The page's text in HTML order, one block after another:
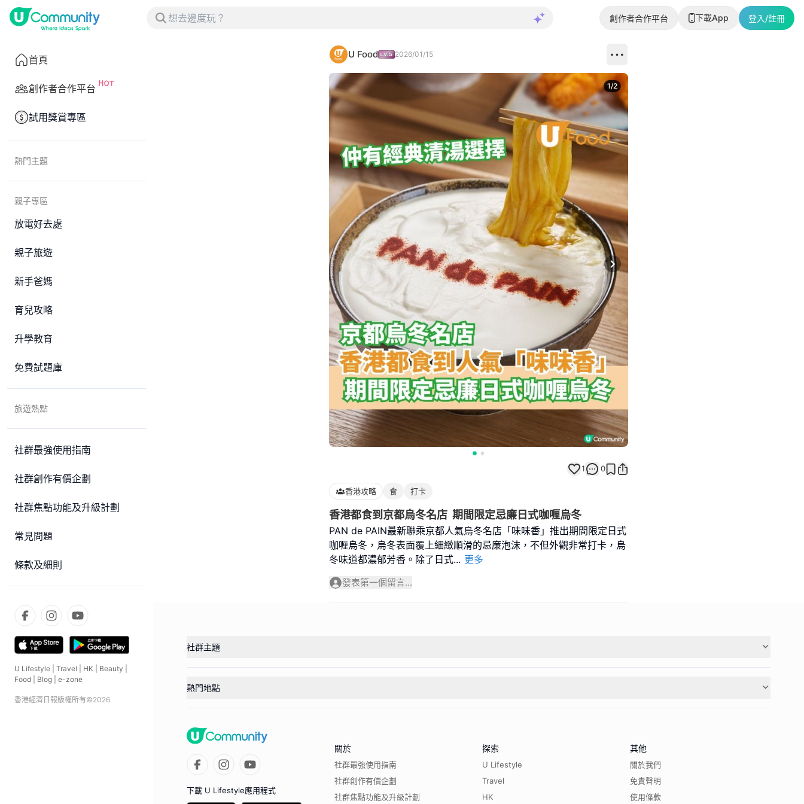
創作者合作平台 下載App 登入/註冊
首頁
創作者合作平台
試用獎賞專區
熱門主題
親子專區
放電好去處
親子旅遊
新手爸媽
育兒攻略
升學教育
免費試題庫
旅遊熱點
社群最強使用指南
社群創作有價企劃
社群焦點功能及升級計劃
常見問題
條款及細則
U Lifestyle Travel HK Beauty
Food
Blog e-zone
香港經濟日報版權所有©2026
U Food 2026/01/15
Next slide
1/2
1 0
香港攻略 食 打卡
香港都食到京都烏冬名店 期間限定忌廉日式咖喱烏冬
PAN de PAIN最新聯乘京都人氣烏冬名店「味味香」推出期間限定日式
咖喱烏冬，烏冬表面覆上細緻順滑的忌廉泡沫，不但外觀非常打卡，烏
冬味道都濃郁芳香。除了日式... 更多
發表第一個留言...
社群主題
熱門地點
下載 U Lifestyle應用程式
關於
社群最強使用指南
社群創作有價企劃
社群焦點功能及升級計劃
探索
U Lifestyle
Travel
HK
其他
關於我們
免責聲明
使用條款